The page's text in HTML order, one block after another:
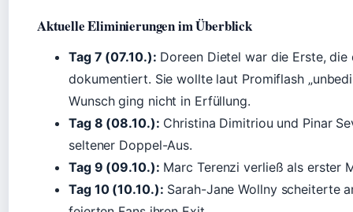
Aktuelle Eliminierungen im Überblick
Tag 7 (07.10.): Doreen Dietel war die Erste, die
dokumentiert. Sie wollte laut Promiflash
Wunsch ging nicht in Erfüllung.
Tag 8 (08.10.): Christina Dimitriou und Pinar
seltener Doppel-Aus.
Tag 9 (09.10.): Marc Terenzi verließ als erster
Tag 10 (10.10.): Sarah-Jane Wollny scheiterte